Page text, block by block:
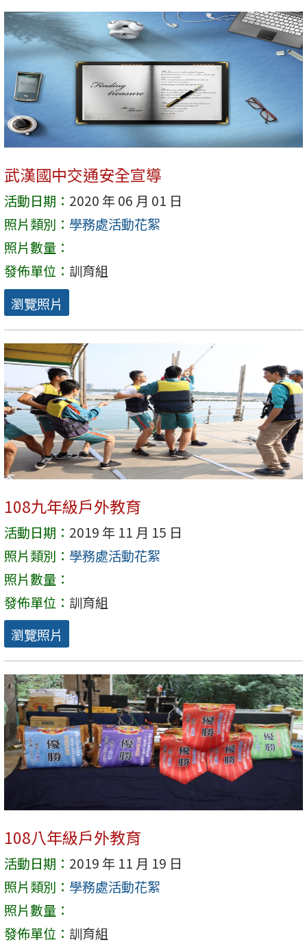
武漢國中交通安全宣導
活動日期： 2020 年 06 月 01 日
照片類別： 學務處活動花絮
照片數量：
發佈單位： 訓育組
瀏覽照片
108九年級戶外教育
活動日期： 2019 年 11 月 15 日
照片類別： 學務處活動花絮
照片數量：
發佈單位： 訓育組
瀏覽照片
108八年級戶外教育
活動日期： 2019 年 11 月 19 日
照片類別： 學務處活動花絮
照片數量：
發佈單位： 訓育組